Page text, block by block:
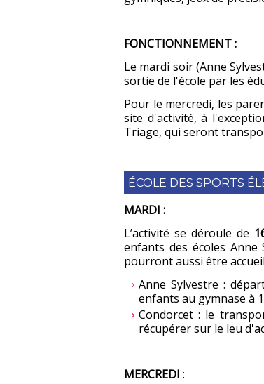
FONCTIONNEMENT :
Le mardi soir (Anne
sortie de l'école par les
Pour le mercredi, les
site d'activité, à
Triage, qui seront
ÉCOLE DES SPORTS
MARDI :
L’activité se déroule de
enfants des écoles
pourront aussi être
Anne Sylvestre :
enfants au gymnase à
Condorcet : le
récupérer sur le leu
MERCREDI :